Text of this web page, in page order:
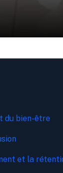
du bien-être
et la